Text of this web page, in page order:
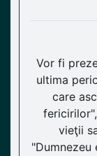
Vor fi
ultima
care
vieţii